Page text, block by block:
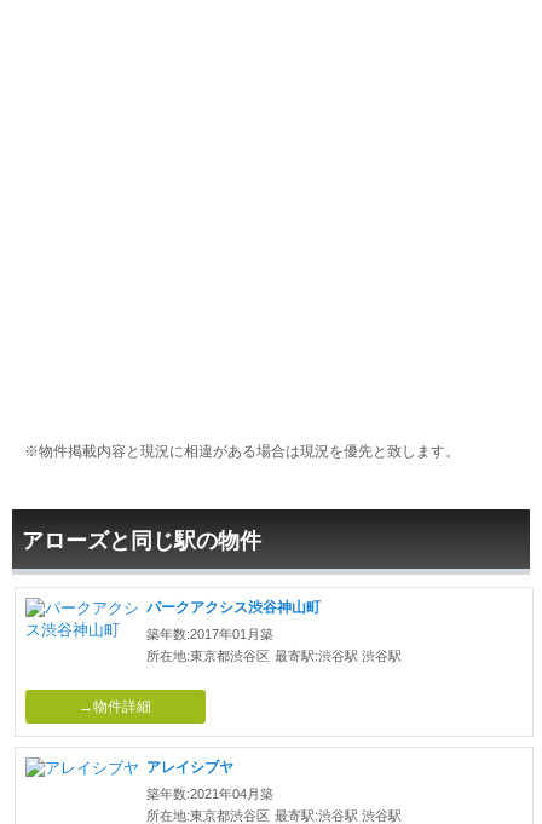
※物件掲載内容と現況に相違がある場合は現況を優先と致します。
アローズと同じ駅の物件
パークアクシス渋谷神山町
築年数:2017年01月築
所在地:東京都渋谷区 最寄駅:渋谷駅 渋谷駅
→物件詳細
アレイシブヤ
築年数:2021年04月築
所在地:東京都渋谷区 最寄駅:渋谷駅 渋谷駅